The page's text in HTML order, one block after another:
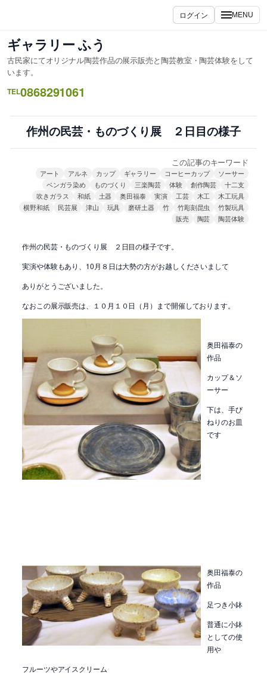
ス
キ
ッ
プ
ログイン MENU
ギャラリー ふう
古民家にてオリジナル陶芸作品の展示販売と陶芸教室・陶芸体験をして
います。
TEL0868291061
作州の民芸・ものづくり展 ２日目の様子
この記事のキーワード
アート アルネ カップ ギャラリー コーヒーカップ
ソーサー
ベンガラ染め
ものづくり 三楽陶芸 体験 創作陶芸
十二支
吹きガラス
和紙 土器 奥田福泰 実演 工芸 木工
木工玩具
横野和紙
民芸展 津山 玩具 磨研土器 竹 竹彫刻昆虫
竹製玩具
販売
陶芸 陶芸体験
作州の民芸・ものづくり展 ２日目の様子です。
実演や体験もあり、10月８日は大勢の方がお越しくださいまして
ありがとうございました。
なおこの展示販売は、１０月１０日（月）まで開催しております。
奥田福泰の
作品
カップ＆ソ
ーサー
下は、手び
ねりのお皿
です
奥田福泰の
作品
足つき小鉢
普通に小鉢
としての使
用や
フルーツやアイスクリーム